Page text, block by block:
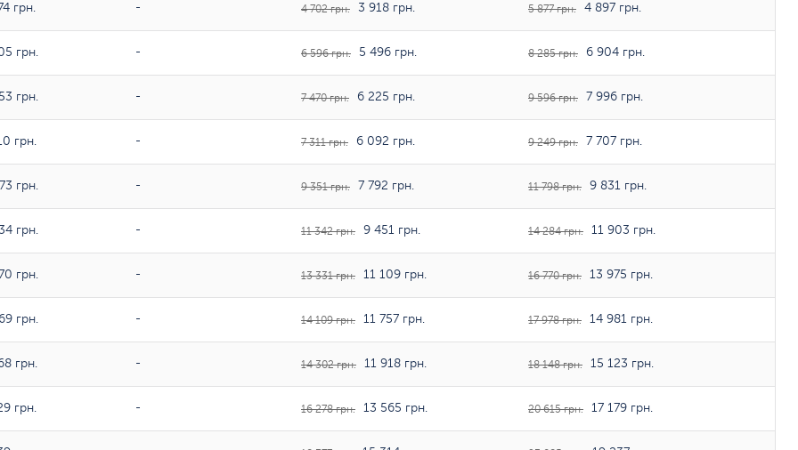
грн. - 4 702 грн. 3 918 грн. 5 877 грн. 4 897 грн.
грн. - 6 596 грн. 5 496 грн. 8 285 грн. 6 904 грн.
грн. - 7 470 грн. 6 225 грн. 9 596 грн. 7 996 грн.
грн. - 7 311 грн. 6 092 грн. 9 249 грн. 7 707 грн.
грн. - 9 351 грн. 7 792 грн. 11 798 грн. 9 831 грн.
грн. - 11 342 грн. 9 451 грн. 14 284 грн. 11 903 грн.
грн. - 13 331 грн. 11 109 грн. 16 770 грн. 13 975 грн.
грн. - 14 109 грн. 11 757 грн. 17 978 грн. 14 981 грн.
грн. - 14 302 грн. 11 918 грн. 18 148 грн. 15 123 грн.
грн. - 16 278 грн. 13 565 грн. 20 615 грн. 17 179 грн.